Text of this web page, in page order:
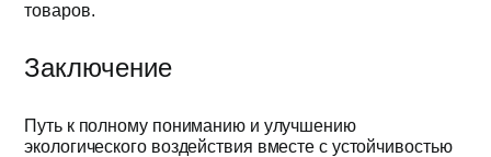
товаров.
Заключение
Путь к полному пониманию и улучшению
экологического воздействия вместе с устойчивостью